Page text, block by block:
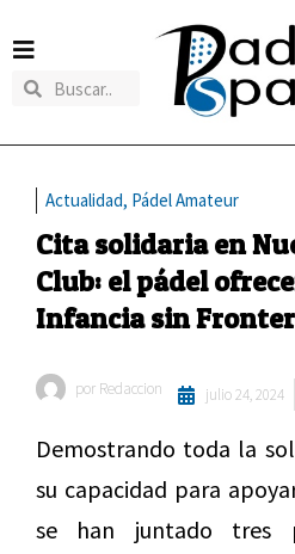
Actualidad, Pádel Amateur
Cita solidaria en
Club: el pádel
Infancia sin
por Redaccion julio 24, 2024
Demostrando toda la
su capacidad para
se han juntado tres